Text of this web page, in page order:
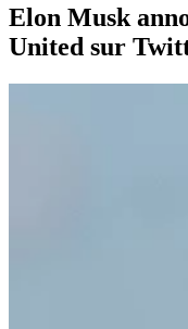
Elon Musk
United sur